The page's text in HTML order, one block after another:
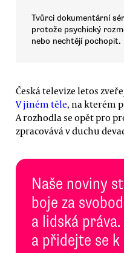
Tvůrci dokumentární
protože psychický
nebo nechtějí
Česká televize letos
V jiném těle, na kterém
A rozhodla se opět pro
zpracovává v duchu
Naše noviny
boje za
a lidská
a přidejte se k